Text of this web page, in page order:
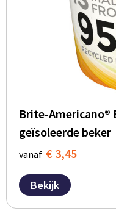
Brite-Americano®
geïsoleerde beker
vanaf € 3,45
Bekijk